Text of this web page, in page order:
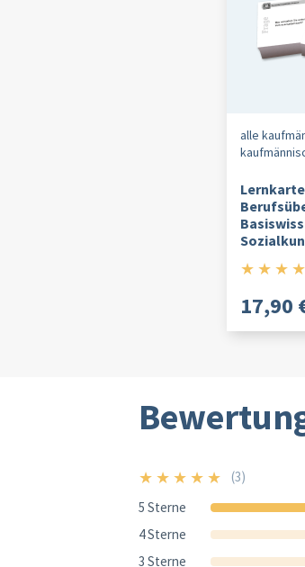
alle
★ ★ ★ ★
17,90
★ ★ ★ ★ ★ 5/5
(3)
5 Sterne
4 Sterne
3 Sterne